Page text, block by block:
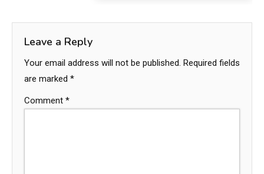
Leave a Reply
Your email address will not be published. Required fields
are marked *
Comment *